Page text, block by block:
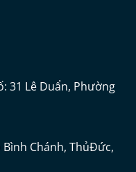
31 Lê Duẩn, Phường
Bình Chánh, ThủĐức,